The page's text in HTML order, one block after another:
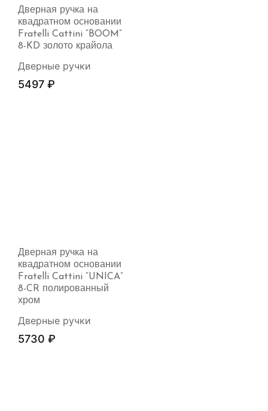
Дверная ручка на
квадратном основании
Fratelli Cattini “BOOM”
8-KD золото крайола
Дверные ручки
5497 ₽
Дверная ручка на
квадратном основании
Fratelli Cattini “UNICA”
8-CR полированный
хром
Дверные ручки
5730 ₽